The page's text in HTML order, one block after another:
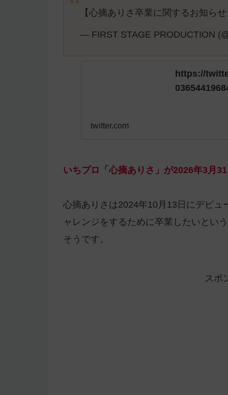
【心摘ありさ卒業に関するお知ら
— FIRST STAGE PRODUCTION
https://
twitter.com
いちプロ「心摘ありさ」が2026年3月
心摘ありさは2024年10月13日にデビ
ャレンジをするために卒業したいとい
そうです。
スポ